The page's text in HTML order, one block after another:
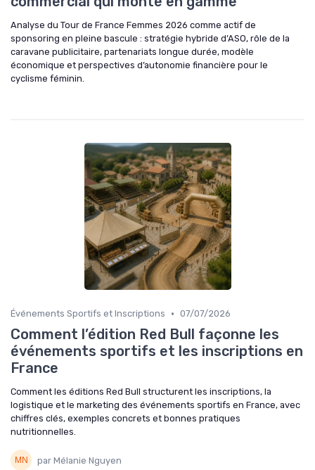
Analyse du Tour de France Femmes 2026 comme actif de
sponsoring en pleine bascule : stratégie hybride d’ASO, rôle de la
caravane publicitaire, partenariats longue durée, modèle
économique et perspectives d’autonomie financière pour le
cyclisme féminin.
Événements Sportifs et Inscriptions • 07/07/2026
Comment l’édition Red Bull façonne les
événements sportifs et les inscriptions en
France
Comment les éditions Red Bull structurent les inscriptions, la
logistique et le marketing des événements sportifs en France, avec
chiffres clés, exemples concrets et bonnes pratiques
nutritionnelles.
par Mélanie Nguyen